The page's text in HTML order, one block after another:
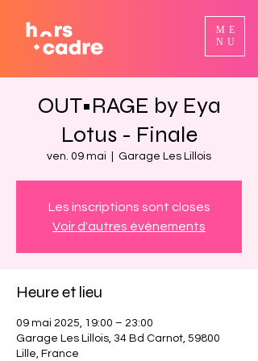
ME
NU
OUT•RAGE by Eya
Lotus - Finale
ven. 09 mai Garage Les Lillois
Les inscriptions sont closes
Voir d'autres événements
Heure et lieu
09 mai 2025, 19:00 – 23:00
Garage Les Lillois, 34 Bd Carnot, 59800
Lille, France